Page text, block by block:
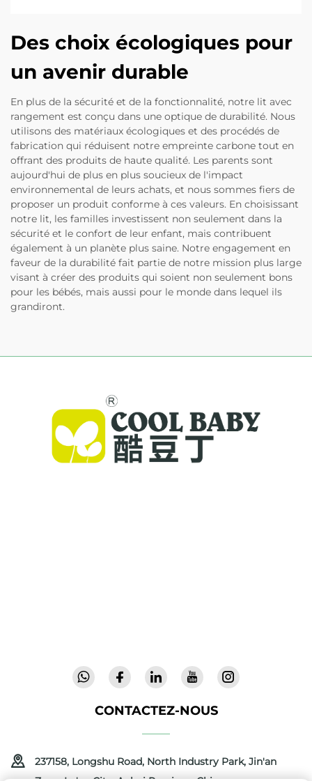
Des choix écologiques pour
un avenir durable
En plus de la sécurité et de la fonctionnalité, notre lit avec
rangement est conçu dans une optique de durabilité. Nous
utilisons des matériaux écologiques et des procédés de
fabrication qui réduisent notre empreinte carbone tout en
offrant des produits de haute qualité. Les parents sont
aujourd'hui de plus en plus soucieux de l'impact
environnemental de leurs achats, et nous sommes fiers de
proposer un produit conforme à ces valeurs. En choisissant
notre lit, les familles investissent non seulement dans la
sécurité et le confort de leur enfant, mais contribuent
également à un planète plus saine. Notre engagement en
faveur de la durabilité fait partie de notre mission plus large
visant à créer des produits qui soient non seulement bons
pour les bébés, mais aussi pour le monde dans lequel ils
grandiront.
CONTACTEZ-NOUS
237158, Longshu Road, North Industry Park, Jin'an